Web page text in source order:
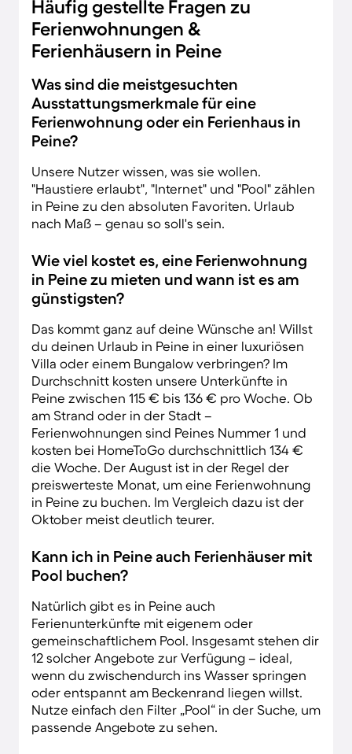
Häufig gestellte Fragen zu
Ferienwohnungen &
Ferienhäusern in Peine
Was sind die meistgesuchten
Ausstattungsmerkmale für eine
Ferienwohnung oder ein Ferienhaus in
Peine?
Unsere Nutzer wissen, was sie wollen.
"Haustiere erlaubt", "Internet" und "Pool" zählen
in Peine zu den absoluten Favoriten. Urlaub
nach Maß – genau so soll's sein.
Wie viel kostet es, eine Ferienwohnung
in Peine zu mieten und wann ist es am
günstigsten?
Das kommt ganz auf deine Wünsche an! Willst
du deinen Urlaub in Peine in einer luxuriösen
Villa oder einem Bungalow verbringen? Im
Durchschnitt kosten unsere Unterkünfte in
Peine zwischen 115 € bis 136 € pro Woche. Ob
am Strand oder in der Stadt –
Ferienwohnungen sind Peines Nummer 1 und
kosten bei HomeToGo durchschnittlich 134 €
die Woche. Der August ist in der Regel der
preiswerteste Monat, um eine Ferienwohnung
in Peine zu buchen. Im Vergleich dazu ist der
Oktober meist deutlich teurer.
Kann ich in Peine auch Ferienhäuser mit
Pool buchen?
Natürlich gibt es in Peine auch
Ferienunterkünfte mit eigenem oder
gemeinschaftlichem Pool. Insgesamt stehen dir
12 solcher Angebote zur Verfügung – ideal,
wenn du zwischendurch ins Wasser springen
oder entspannt am Beckenrand liegen willst.
Nutze einfach den Filter „Pool“ in der Suche, um
passende Angebote zu sehen.